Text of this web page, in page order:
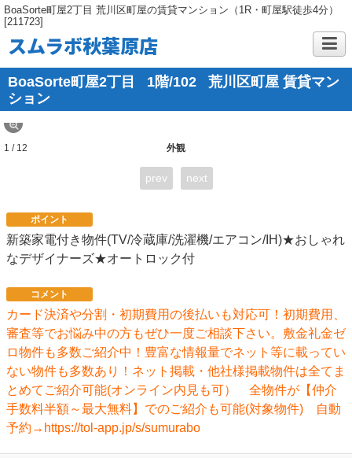
BoaSorte町屋2丁目 荒川区町屋の賃貸マンション（1R・町屋駅徒歩4分）
[211723]
スムラボ秋葉原店
BoaSorte町屋2丁目 1階/102
荒川区町屋 賃貸マン
ション
外観
1 / 12
prev next
ポイント
新築家電付き物件(TV/冷蔵庫/洗濯機/エアコン/IH)★おしゃれ
なデザイナーズ★オートロック付
コメント
カード決済や分割・初期費用の後払いも対応可！初期費用、
審査等でお悩み中の方もぜひ一度ご相談下さい。敷金礼金ゼ
ロ物件も多数ご紹介中！豊富な情報量でネット等に載ってい
ない物件も多数あり！ネット掲載・他社様掲載物件は全てま
とめてご紹介可能(オンライン内見も可） 全物件が【仲介
手数料半額～最大無料】でのご紹介も可能(対象物件) 自動
予約→https://tol-app.jp/s/sumurabo